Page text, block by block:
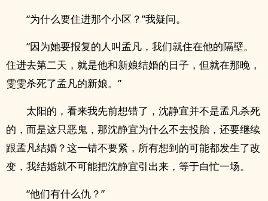
“为什么要住进那个小区？”我疑问。
“因为她要报复的人叫孟凡，我们就住在他的隔壁。
住进去第二天，就是他和新娘结婚的日子，但就在那晚，
雯雯杀死了孟凡的新娘。”
太阳的，看来我先前想错了，沈静宜并不是孟凡杀死
的，而是这只恶鬼，那沈静宜为什么不去投胎，还要继续
跟孟凡结婚？这一错不要紧，所有想到的可能都发生了改
变，我结婚就不可能把沈静宜引出来，等于白忙一场。
“他们有什么仇？”